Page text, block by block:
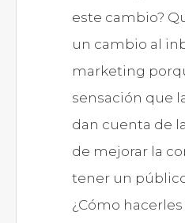
este cambio?
un cambio al
marketing
sensación que
dan cuenta de
de mejorar la
tener un
¿Cómo hacerles